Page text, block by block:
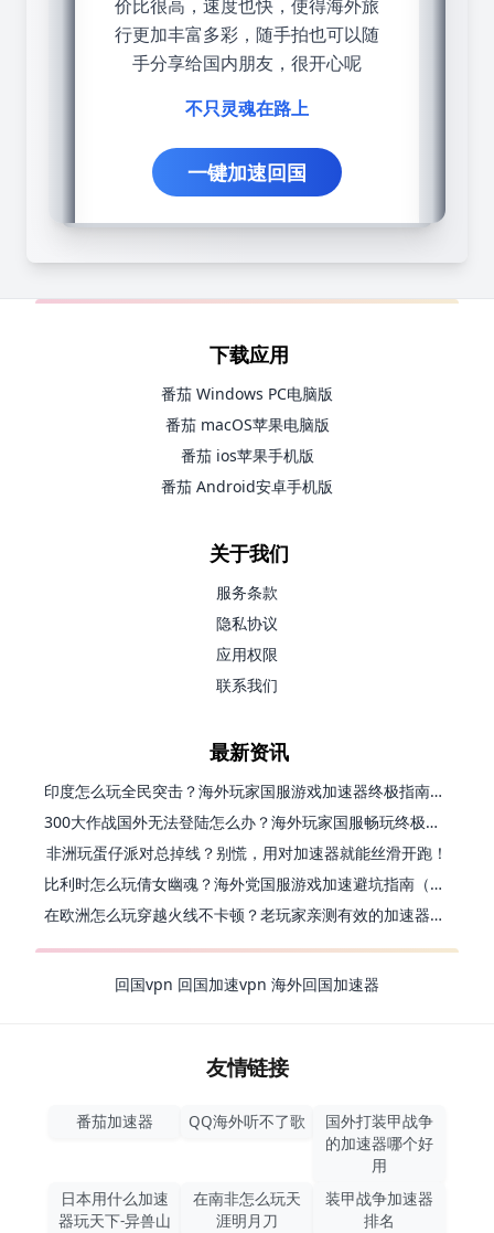
价比很高，速度也快，使得海外旅
行更加丰富多彩，随手拍也可以随
手分享给国内朋友，很开心呢
不只灵魂在路上
一键加速回国
下载应用
番茄 Windows PC电脑版
番茄 macOS苹果电脑版
番茄 ios苹果手机版
番茄 Android安卓手机版
关于我们
服务条款
隐私协议
应用权限
联系我们
最新资讯
印度怎么玩全民突击？海外玩家国服游戏加速器终极指南（附原神延迟优化+精灵之境加速器选择）
300大作战国外无法登陆怎么办？海外玩家国服畅玩终极指南（附实测推荐）
非洲玩蛋仔派对总掉线？别慌，用对加速器就能丝滑开跑！
比利时怎么玩倩女幽魂？海外党国服游戏加速避坑指南（附实测推荐）
在欧洲怎么玩穿越火线不卡顿？老玩家亲测有效的加速器选择指南
回国vpn 回国加速vpn 海外回国加速器
友情链接
番茄加速器 QQ海外听不了歌
国外打装甲战争
的加速器哪个好
用
日本用什么加速
器玩天下-异兽山
在南非怎么玩天
涯明月刀
装甲战争加速器
排名